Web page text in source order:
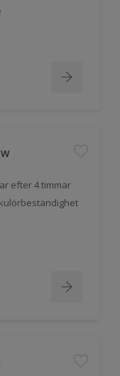
efter 4 timmar